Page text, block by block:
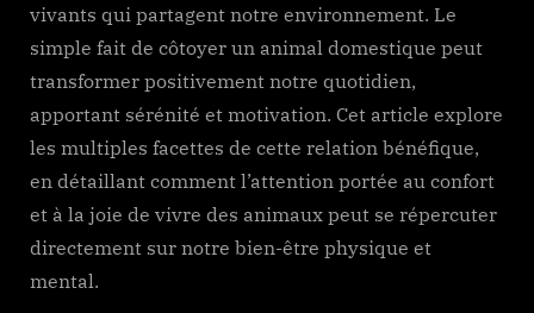
vivants qui partagent notre environnement. Le
simple fait de côtoyer un animal domestique peut
transformer positivement notre quotidien,
apportant sérénité et motivation. Cet article explore
les multiples facettes de cette relation bénéfique,
en détaillant comment l’attention portée au confort
et à la joie de vivre des animaux peut se répercuter
directement sur notre bien-être physique et
mental.